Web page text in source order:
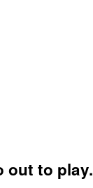
out to play.